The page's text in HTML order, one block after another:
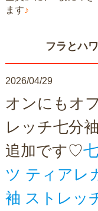
ます♪
フラとハ
2026/04/29
オンにもオ
レッチ七分
追加です♡
ツ ティアレ
袖 ストレッ